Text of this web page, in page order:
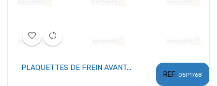
REF: 05P1768
PLAQUETTES DE FREIN AVANT...